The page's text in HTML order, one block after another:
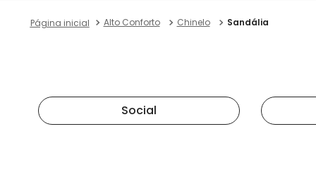
Alto Conforto Chinelo Sandália
Social